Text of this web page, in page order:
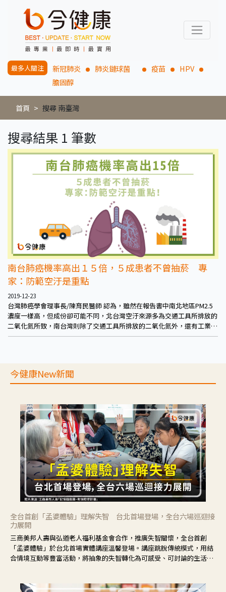
最多人關注 新冠肺炎 肺炎鏈球菌 疫苗
HPV
膽固醇
首頁 搜尋 南臺灣
搜尋結果 1 筆數
南台肺癌機率高出１５倍，５成患者不曾抽菸 專
家：防範空汙是重點
2019-12-23
台灣肺癌學會理事長/陳育民醫師 認為，雖然在報告書中南北地區PM2.5
濃度一樣高，但成份卻可能不同，北台灣空汙來源多為交通工具所排放的
二氧化氮所致，南台灣則除了交通工具所排放的二氧化氮外，還有工業排
放二氧化硫、重金屬等。
今健康New新聞
全台首創「孟婆體驗」理解失智 台北首場登場，全台六場巡迴接
力展開
三商美邦人壽與弘道老人福利基金會合作，推廣失智關懷，全台首創
「孟婆體驗」於台北首場實體講座溫馨登場。講座跳脫傳統模式，用結
合情境互動等豐富活動，將抽象的失智轉化為可感受、可討論的生活情